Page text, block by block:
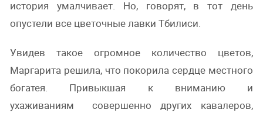
история умалчивает. Но, говорят, в тот день
опустели все цветочные лавки Тбилиси.
Увидев такое огромное количество цветов,
Маргарита решила, что покорила сердце местного
богатея. Привыкшая к вниманию и
ухаживаниям совершенно других кавалеров,